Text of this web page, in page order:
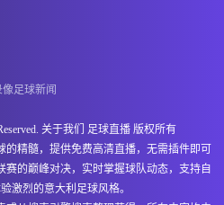
-
07 17:45 即将开始
像 足球新闻
关于我们 足球直播 版权所有
的精髓，提供免费高清直播，无需插件即可
的巅峰对决，实时掌握球队动态，支持自
激烈的意大利足球风格。